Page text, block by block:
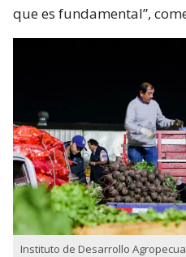
que es fundamental”,
Instituto de Desarrollo